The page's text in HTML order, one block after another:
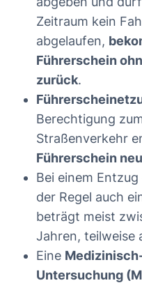
Zeitraum kein
abgelaufen,
Führerschein
zurück.
Berechtigung
Straßenverkehr
Führerschein
Bei einem
der Regel auch
beträgt meist
Jahren, teilweise
Eine
Untersuchung